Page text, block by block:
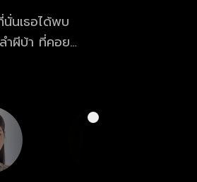
นเธอได้พบ
ำผีบ้า ที่คอย
นี้ถูกเปิดเผย